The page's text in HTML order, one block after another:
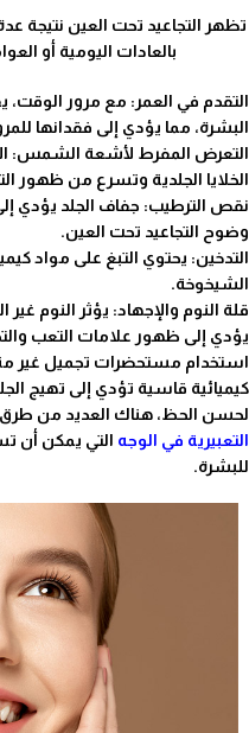
تظهر التجاعيد تحت العين نتيجة
بالعادات اليومية أو
التقدم في العمر: مع مرور الوقت،
البشرة، مما يؤدي إلى فقدانها
التعرض المفرط لأشعة الشمس:
الخلايا الجلدية وتسرع من ظهور
نقص الترطيب: جفاف الجلد يؤدي
وضوح التجاعيد تحت العين.
التدخين: يحتوي التبغ على مواد
الشيخوخة.
قلة النوم والإجهاد: يؤثر النوم غير
يؤدي إلى ظهور علامات التعب
استخدام مستحضرات تجميل غير
كيميائية قاسية تؤدي إلى تهيج
لحسن الحظ، هناك العديد من طرق
التعبيرية في الوجه التي يمكن أن
للبشرة.